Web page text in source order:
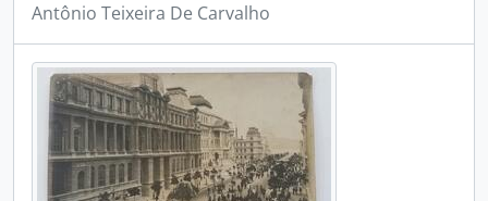
Antônio Teixeira De Carvalho